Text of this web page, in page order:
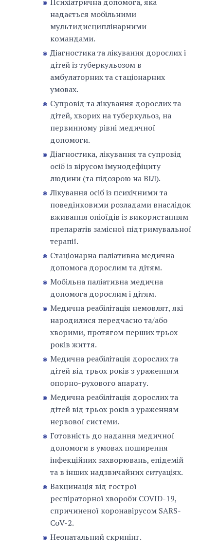
надається мобільними
мультидисциплінарними
командами.
Діагностика та лікування дорослих і
дітей із туберкульозом в
амбулаторних та стаціонарних
умовах.
Супровід та лікування дорослих та
дітей, хворих на туберкульоз, на
первинному рівні медичної
допомоги.
Діагностика, лікування та супровід
осіб із вірусом імунодефіциту
людини (та підозрою на ВІЛ).
Лікування осіб із психічними та
поведінковими розладами внаслідок
вживання опіоїдів із використанням
препаратів замісної підтримувальної
терапії.
Стаціонарна паліативна медична
допомога дорослим та дітям.
Мобільна паліативна медична
допомога дорослим і дітям.
Медична реабілітація немовлят, які
народилися передчасно та/або
хворими, протягом перших трьох
років життя.
Медична реабілітація дорослих та
дітей від трьох років з ураженням
опорно-рухового апарату.
Медична реабілітація дорослих та
дітей від трьох років з ураженням
нервової системи.
Готовність до надання медичної
допомоги в умовах поширення
інфекційних захворювань, епідемій
та в інших надзвичайних ситуаціях.
Вакцинація від гострої
респіраторної хвороби COVID-19,
спричиненої коронавірусом SARS-
CoV-2.
Неонатальний скринінг.